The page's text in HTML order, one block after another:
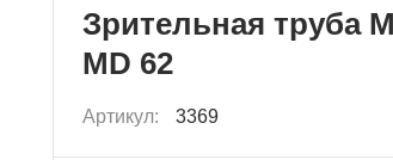
Зрительная труба
MD 62
Артикул: 3369